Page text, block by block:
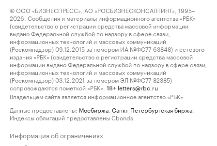
© ООО «БИЗНЕСПРЕСС», АО «РОСБИЗНЕСКОНСАЛТИНГ», 1995–
2026. Сообщения и материалы информационного агентства «РБК»
(свидетельство о регистрации средства массовой информации
выдано Федеральной службой по надзору в сфере связи,
информационных технологий и массовых коммуникаций
(Роскомнадзор) 09.12.2015 за номером ИА №ФС77-63848) и сетевого
издания «РБК» (свидетельство о регистрации средства массовой
информации выдано Федеральной службой по надзору в сфере связи,
информационных технологий и массовых коммуникаций
(Роскомнадзор) 03.12.2021 за номером ЭЛ №ФС77-82385)
сопровождаются пометкой «РБК».
18+ letters@rbc.ru
Владельцем сайта является информационное агентство «РБК».
Данные предоставлены: Мосбиржа Санкт-Петербургская биржа
Индексы облигаций предоставлены Cbonds.
Информация об ограничениях